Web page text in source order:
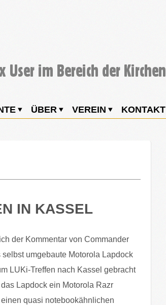
ÜBER VEREIN KONTAKT
IN KASSEL
der Kommentar von Commander
umgebaute Motorola Lapdock
LUKi-Treffen nach Kassel gebracht
Lapdock ein Motorola Razr
quasi notebookähnlichen